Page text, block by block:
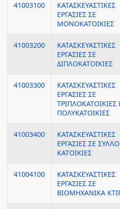
41003100
ΚΑΤΑΣΚΕΥΑΣΤΙΚΕΣ
ΕΡΓΑΣΙΕΣ ΣΕ
ΜΟΝΟΚΑΤΟΙΚΙΕΣ
41003200
ΚΑΤΑΣΚΕΥΑΣΤΙΚΕΣ
ΕΡΓΑΣΙΕΣ ΣΕ
ΔΙΠΛΟΚΑΤΟΙΚΙΕΣ
41003300
ΚΑΤΑΣΚΕΥΑΣΤΙΚΕΣ
ΕΡΓΑΣΙΕΣ ΣΕ
ΤΡΙΠΛΟΚΑΤΟΙΚΙΕΣ
ΠΟΛΥΚΑΤΟΙΚΙΕΣ
41003400
ΚΑΤΑΣΚΕΥΑΣΤΙΚΕΣ
ΕΡΓΑΣΙΕΣ ΣΕ
ΚΑΤΟΙΚΙΕΣ
41004100
ΚΑΤΑΣΚΕΥΑΣΤΙΚΕΣ
ΕΡΓΑΣΙΕΣ ΣΕ
ΒΙΟΜΗΧΑΝΙΚΑ